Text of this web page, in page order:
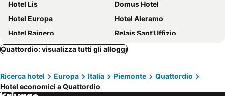
Hotel Lis
Domus Hotel
Hotel Europa
Hotel Aleramo
Hotel Rainero
Relais Sant'Uffizio
Hotel Lux
LVG Hotel Collection - Al Mulino
Albergo Diffuso Belvedere
Albergo Antica Dogana
Hotel Londra
Tenuta Montemagno Relais & Wines
Quattordio: visualizza tutti gli alloggi
Ricerca hotel Europa Italia Piemonte
Quattordio
Hotel economici a Quattordio